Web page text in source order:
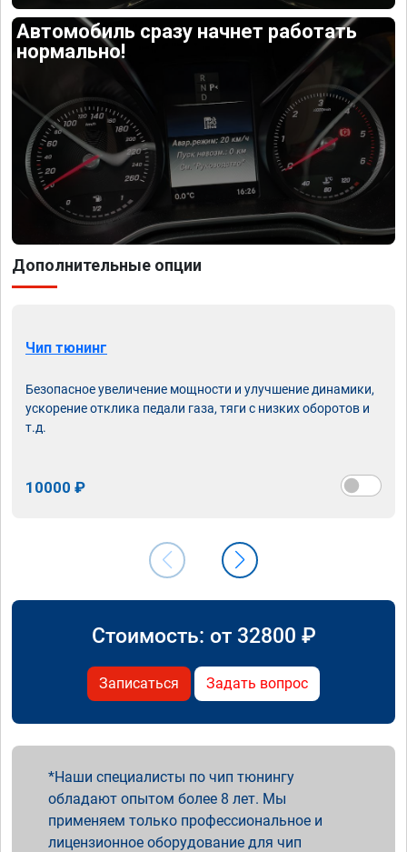
Автомобиль сразу начнет работать
нормально!
Дополнительные опции
Чип тюнинг
Безопасное увеличение мощности и улучшение динамики,
ускорение отклика педали газа, тяги с низких оборотов и
т.д.
10000 ₽
Стоимость: от 32800 ₽
Записаться Задать вопрос
Наши специалисты по чип тюнингу
обладают опытом более 8 лет. Мы
применяем только профессиональное и
лицензионное оборудование для чип